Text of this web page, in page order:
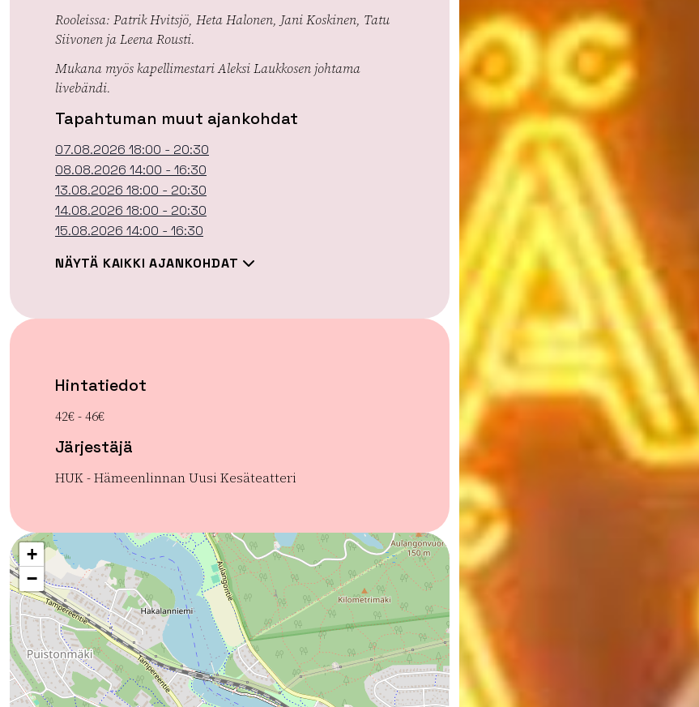
Rooleissa: Patrik Hvitsjö, Heta Halonen, Jani Koskinen, Tatu
Siivonen ja Leena Rousti.
Mukana myös kapellimestari Aleksi Laukkosen johtama
livebändi.
Tapahtuman muut ajankohdat
07.08.2026 18:00 - 20:30
08.08.2026 14:00 - 16:30
13.08.2026 18:00 - 20:30
14.08.2026 18:00 - 20:30
15.08.2026 14:00 - 16:30
NÄYTÄ KAIKKI AJANKOHDAT
Hintatiedot
42€ - 46€
Järjestäjä
HUK - Hämeenlinnan Uusi Kesäteatteri
+
−